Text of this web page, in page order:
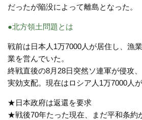
だったが陥没によって離島となった。
●北方領土問題とは
戦前は日本人1万7000人が居住し、漁
業を営んでいた。
終戦直後の8月28日突然ソ連軍が侵攻
実効支配。現在はロシア人1万7000人が
★日本政府は返還を要求
★戦後70年たった現在、まだ平和条約